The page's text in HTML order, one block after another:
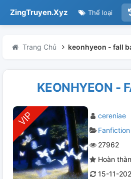
ZingTruyen.Xyz Thể loại
Trang Chủ keonhyeon - fall
KEONHYEON -
cereniae
Fanfiction
27962
Hoàn
15-11-